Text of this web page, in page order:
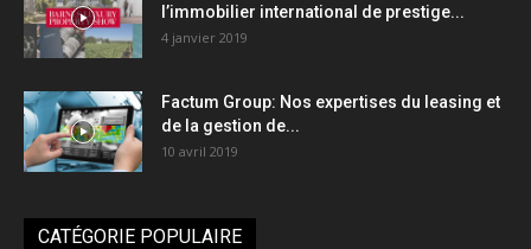
l’immobilier international de prestige...
4 janvier 2019
Factum Group: Nos expertises du leasing et
de la gestion de...
10 avril 2019
CATÉGORIE POPULAIRE